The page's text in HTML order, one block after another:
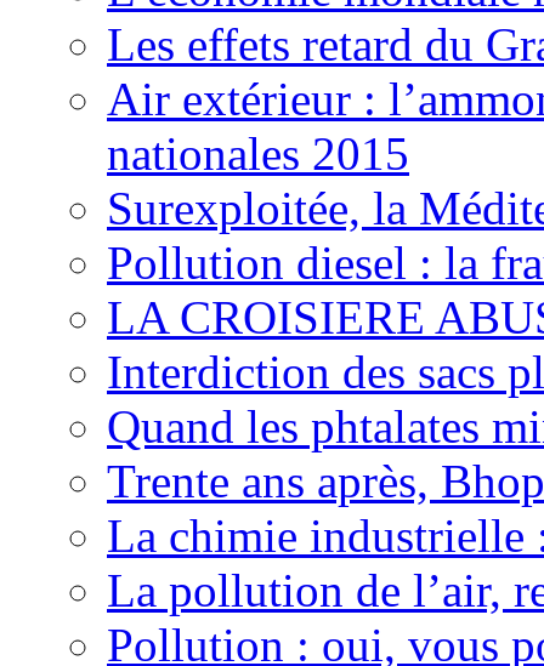
Les effets retard du
Air extérieur :
nationales 2015
Surexploitée, la
Pollution diesel : la
LA CROISIERE
Interdiction des sacs
Quand les phtalates
Trente ans après,
La chimie industrielle
La pollution de l’air,
Pollution : oui, vous